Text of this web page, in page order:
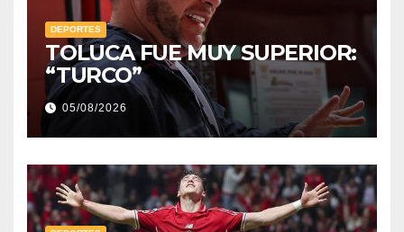
DEPORTES
TOLUCA FUE MUY SUPERIOR:
“TURCO”
05/08/2026